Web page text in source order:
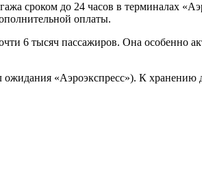
сроком до 24 часов в терминалах
оплаты.
6 тысяч пассажиров. Она особенно
ожидания «Аэроэкспресс»). К